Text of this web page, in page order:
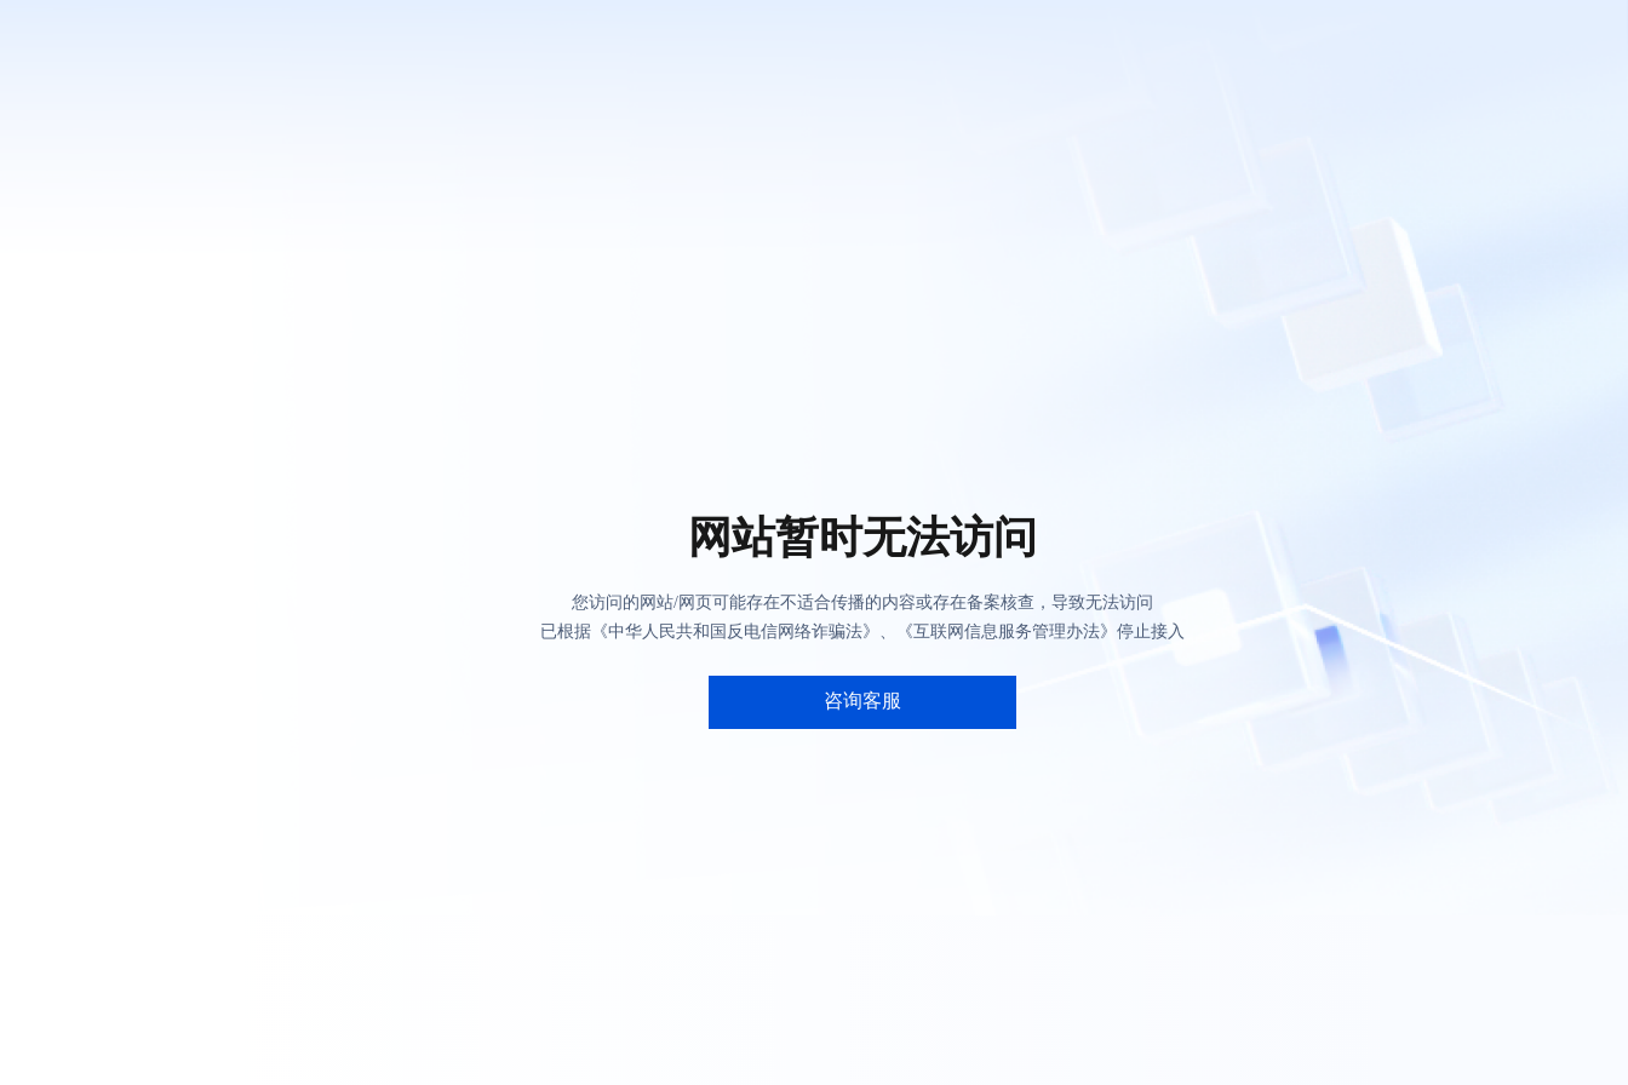
网站暂时无法访问
您访问的网站/网页可能存在不适合传播的内容或存在备案核查，导致无法访问
已根据《中华人民共和国反电信网络诈骗法》、《互联网信息服务管理办法》停止接入
咨询客服